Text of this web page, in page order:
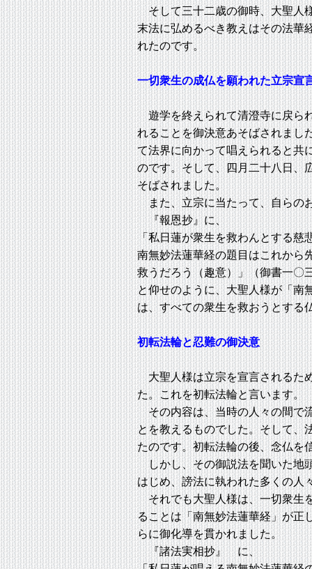
そして三十二歳の御時、大聖人
末法に弘めるべき教えはその法華
れたのです。
一切衆生の成仏を願われた立宗宣
遊学を終えられて清澄寺に戻ら
れることを御決意あそばされまし
て法界に向かって唱えられると共
のです。そして、四月二十八日、
そばされました。
また、立宗に当たって、自らの
『報恩抄』に、
「私日蓮が衆生を救わんとする慈
南無妙法蓮華経の題目はこれから
救うだろう（趣意）」（御書一〇
と仰せのように、大聖人様が「南
は、すべての衆生を救おうとする
初転法輪と忍難の御決意
大聖人様は立宗を宣言されるた
た。これを初転法輪と言います。
その内容は、当時の人々の間で
とを教えるものでした。そして、
たのです。初転法輪の後、念仏を
しかし、その御説法を聞いた地
はじめ、謗法に執われた多くの人
それでも大聖人様は、一切衆生
ることは「南無妙法蓮華経」が正
らに御化導を貫かれました。
『諸法実相抄』 に、